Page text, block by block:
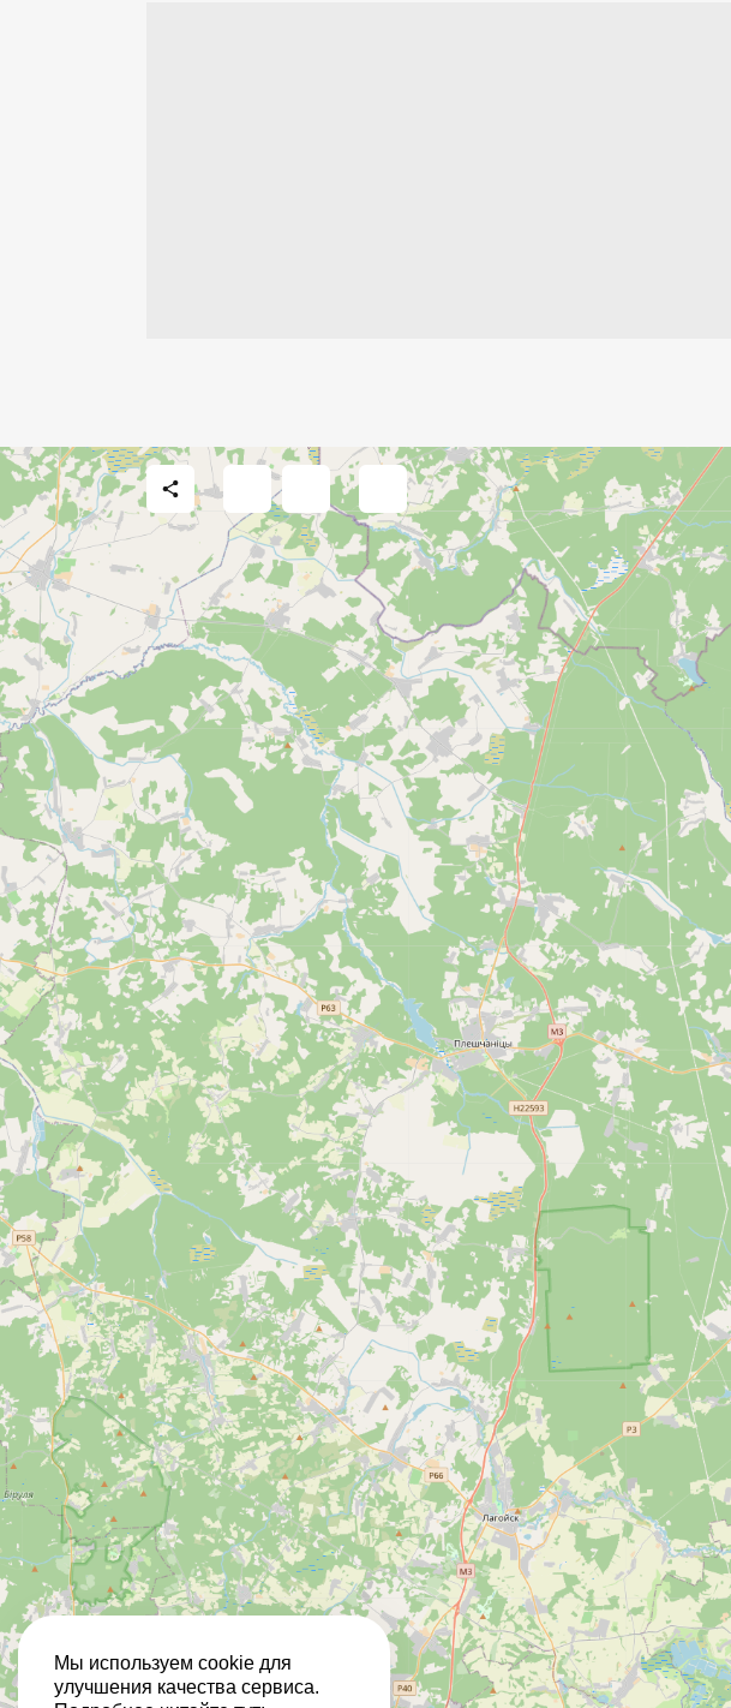
Мы используем cookie для
улучшения качества сервиса.